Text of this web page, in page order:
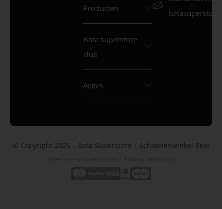
Producten
Bata superstore
club
Acties
© Copyright 2026 – Bata Superstore | Schoenenwinkel Best